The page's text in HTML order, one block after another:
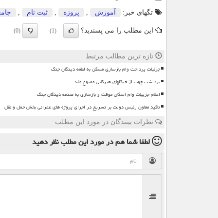
تگهای خبر:
آموزش پروژه ثبت نام
این مطلب را می پسندید؟ (1)
(0)
تازه ترین مطالب مرتبط
جزئیات پرداخت وام بازسازی مسکن به لطمه دیدگان جنگ
برداشت چوب از جنگلهای هیرکانی ممنوع ماند
اعلام جزییات وام اسکان موقت و بازسازی به صدمه دیدگان جنگ
تاکید معاون رئیس دولت بر تسریع در اجرای پروژه های عمرانی بخش حمل و نقل
نظرات بینندگان در مورد این مطلب
لطفا شما همدر مورد این مطلبنظر دهید